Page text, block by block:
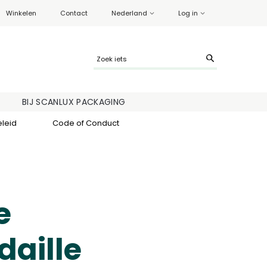
Winkelen Contact Nederland Log in
Code of Conduct
BIJ SCANLUX PACKAGING